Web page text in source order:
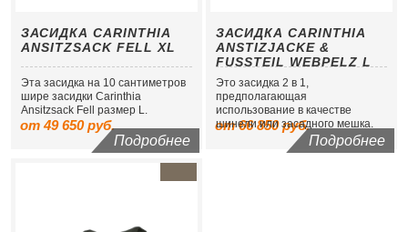
ЗАСИДКА CARINTHIA
ANSITZSACK FELL XL
Эта засидка на 10 сантиметров
шире заcидки Carinthia
Ansitzsack Fell размер L.
от 49 650 руб.
Подробнее
ЗАСИДКА CARINTHIA
ANSTIZJACKE &
FUSSTEIL WEBPELZ L
Это засидка 2 в 1,
предполагающая
использование в качестве
шинели или засадного мешка.
от 66 850 руб.
Подробнее